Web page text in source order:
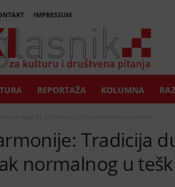
IMPRESSUM
REPORTAŽA KOLUMNA
Tradicija
normalnog u